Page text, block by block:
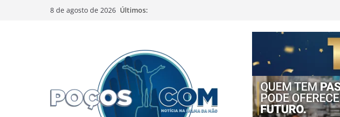
8 de agosto de 2026 Últimos: